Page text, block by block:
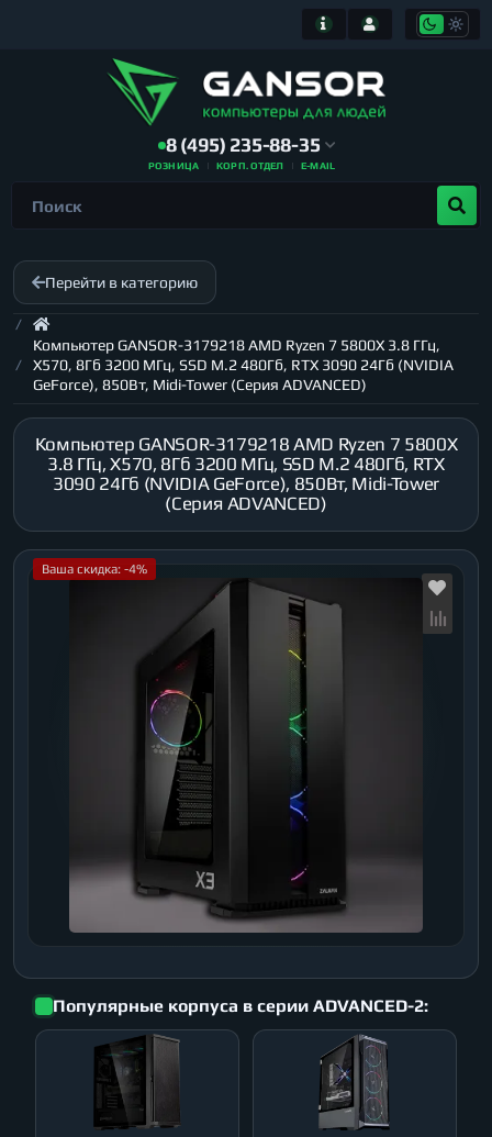
8 (495) 235-88-35
РОЗНИЦА КОРП. ОТДЕЛ E-MAIL
Перейти в категорию
Компьютер GANSOR-3179218 AMD Ryzen 7 5800X 3.8 ГГц,
X570, 8Гб 3200 МГц, SSD M.2 480Гб, RTX 3090 24Гб (NVIDIA
GeForce), 850Вт, Midi-Tower (Серия ADVANCED)
Компьютер GANSOR-3179218 AMD Ryzen 7 5800X
3.8 ГГц, X570, 8Гб 3200 МГц, SSD M.2 480Гб, RTX
3090 24Гб (NVIDIA GeForce), 850Вт, Midi-Tower
(Серия ADVANCED)
Ваша скидка: -4%
Популярные корпуса в серии ADVANCED-2: